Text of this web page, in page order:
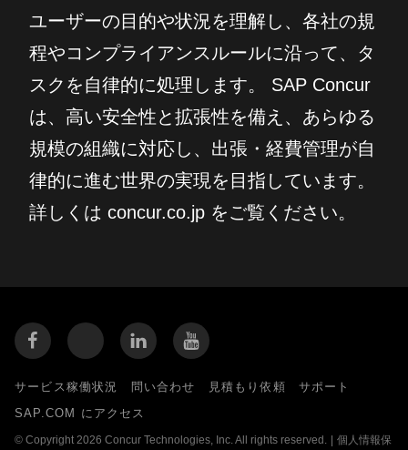
ユーザーの目的や状況を理解し、各社の規
程やコンプライアンスルールに沿って、タ
スクを自律的に処理します。 SAP Concur
は、高い安全性と拡張性を備え、あらゆる
規模の組織に対応し、出張・経費管理が自
律的に進む世界の実現を目指しています。
詳しくは concur.co.jp をご覧ください。
サービス稼働状況 問い合わせ 見積もり依頼
サポート
SAP.COM にアクセス
© Copyright 2026 Concur Technologies, Inc. All rights reserved. 個人情報保